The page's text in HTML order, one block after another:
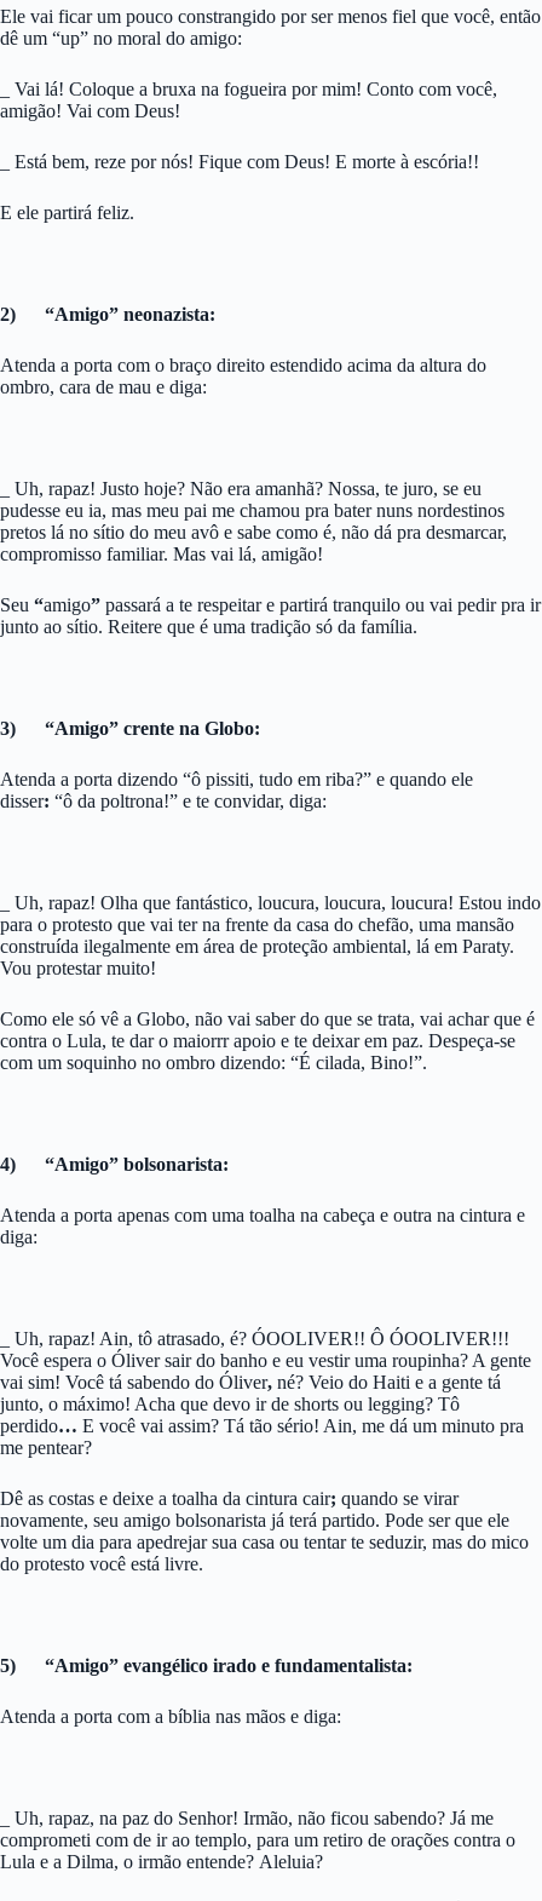
Ele vai ficar um pouco constrangido por ser menos fiel que você, então
dê um “up” no moral do amigo:
_ Vai lá! Coloque a bruxa na fogueira por mim! Conto com você,
amigão! Vai com Deus!
_ Está bem, reze por nós! Fique com Deus! E morte à escória!!
E ele partirá feliz.
2) “Amigo” neonazista:
Atenda a porta com o braço direito estendido acima da altura do
ombro, cara de mau e diga:
_ Uh, rapaz! Justo hoje? Não era amanhã? Nossa, te juro, se eu
pudesse eu ia, mas meu pai me chamou pra bater nuns nordestinos
pretos lá no sítio do meu avô e sabe como é, não dá pra desmarcar,
compromisso familiar. Mas vai lá, amigão!
Seu “amigo” passará a te respeitar e partirá tranquilo ou vai pedir pra ir
junto ao sítio. Reitere que é uma tradição só da família.
3) “Amigo” crente na Globo:
Atenda a porta dizendo “ô pissiti, tudo em riba?” e quando ele
disser: “ô da poltrona!” e te convidar, diga:
_ Uh, rapaz! Olha que fantástico, loucura, loucura, loucura! Estou indo
para o protesto que vai ter na frente da casa do chefão, uma mansão
construída ilegalmente em área de proteção ambiental, lá em Paraty.
Vou protestar muito!
Como ele só vê a Globo, não vai saber do que se trata, vai achar que é
contra o Lula, te dar o maiorrr apoio e te deixar em paz. Despeça-se
com um soquinho no ombro dizendo: “É cilada, Bino!”.
4) “Amigo” bolsonarista:
Atenda a porta apenas com uma toalha na cabeça e outra na cintura e
diga:
_ Uh, rapaz! Ain, tô atrasado, é? ÓOOLIVER!! Ô ÓOOLIVER!!!
Você espera o Óliver sair do banho e eu vestir uma roupinha? A gente
vai sim! Você tá sabendo do Óliver, né? Veio do Haiti e a gente tá
junto, o máximo! Acha que devo ir de shorts ou legging? Tô
perdido… E você vai assim? Tá tão sério! Ain, me dá um minuto pra
me pentear?
Dê as costas e deixe a toalha da cintura cair; quando se virar
novamente, seu amigo bolsonarista já terá partido. Pode ser que ele
volte um dia para apedrejar sua casa ou tentar te seduzir, mas do mico
do protesto você está livre.
5) “Amigo” evangélico irado e fundamentalista:
Atenda a porta com a bíblia nas mãos e diga:
_ Uh, rapaz, na paz do Senhor! Irmão, não ficou sabendo? Já me
comprometi com de ir ao templo, para um retiro de orações contra o
Lula e a Dilma, o irmão entende? Aleluia?